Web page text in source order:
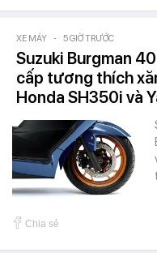
XE MÁY - 5 GIỜ TRƯỚC
Suzuki Burgman
cấp tương thích
Honda SH350i và
Chia sẻ